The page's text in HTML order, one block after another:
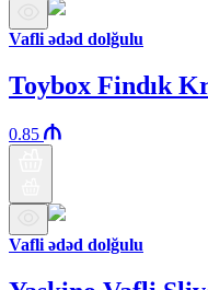
Vafli ədəd dolğulu
Toybox Findık
0.85
Vafli ədəd dolğulu